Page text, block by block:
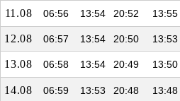
11.08 06:56 13:54 20:52 13:55
12.08 06:57 13:54 20:50 13:53
13.08 06:58 13:54 20:49 13:50
14.08 06:59 13:53 20:48 13:48